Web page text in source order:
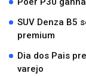
SUV Denza B5
premium
Dia dos Pais
varejo